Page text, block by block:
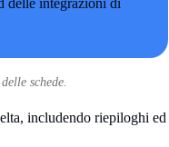
schede.
includendo riepiloghi ed